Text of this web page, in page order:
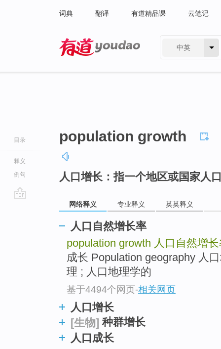
词典 翻译 有道精品课 云笔记
中英
目录
释义
例句
population growth
人口增长：指一个地区或国家人
网络释义 专业释义 英英释义
人口自然增长率
population growth 人口自然增
成长 Population geography 人
理 ; 人口地理学的
基于4494个网页-相关网页
人口增长
[生物] 种群增长
人口成长